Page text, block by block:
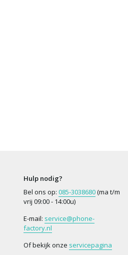
Hulp nodig?
Bel ons op: 085-3038680(ma t/m
vrij 09:00 - 14:00u)
E-mail: service@phone-
factory.nl
Of bekijk onze servicepagina